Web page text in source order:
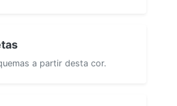
a partir desta cor.